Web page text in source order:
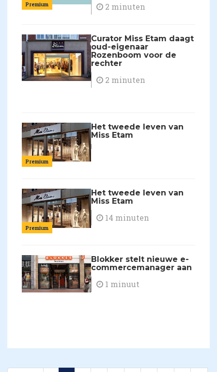
Premium 2 minuten
Curator Miss Etam daagt
oud-eigenaar
Rozenboom voor de
rechter
2 minuten
Premium
Het tweede leven van
Miss Etam
Premium
Het tweede leven van
Miss Etam
14 minuten
Blokker stelt nieuwe e-
commercemanager aan
1 minuut